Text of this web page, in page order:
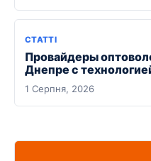
СТАТТІ
Провайдеры
Днепре с
1 Серпня, 2026